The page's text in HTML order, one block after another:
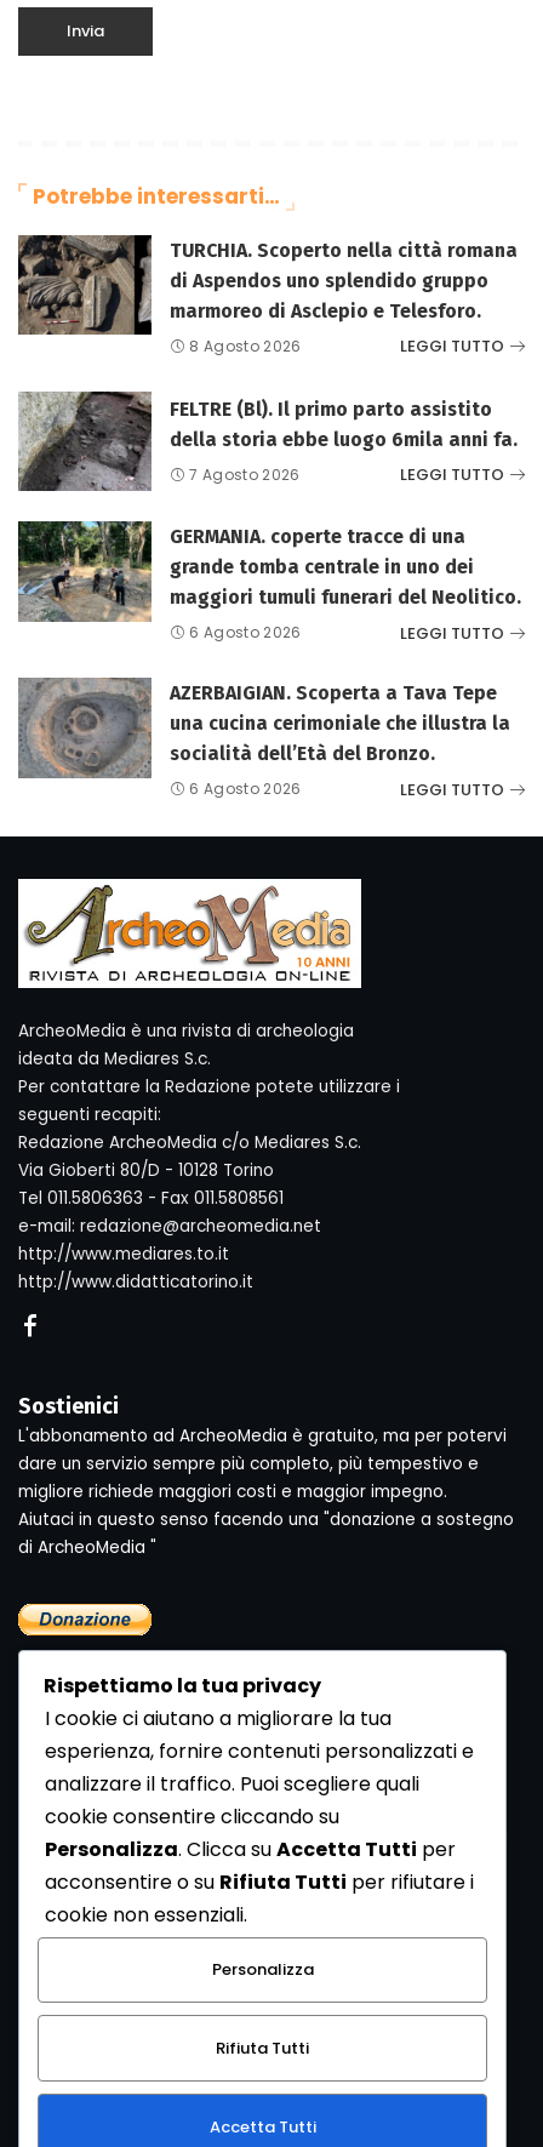
Potrebbe interessarti…
TURCHIA. Scoperto nella città romana
di Aspendos uno splendido gruppo
marmoreo di Asclepio e Telesforo.
8 Agosto 2026 LEGGI TUTTO
FELTRE (Bl). Il primo parto assistito
della storia ebbe luogo 6mila anni fa.
7 Agosto 2026 LEGGI TUTTO
GERMANIA. coperte tracce di una
grande tomba centrale in uno dei
maggiori tumuli funerari del Neolitico.
6 Agosto 2026 LEGGI TUTTO
AZERBAIGIAN. Scoperta a Tava Tepe
una cucina cerimoniale che illustra la
socialità dell’Età del Bronzo.
6 Agosto 2026 LEGGI TUTTO
ArcheoMedia è una rivista di archeologia
ideata da Mediares S.c.
Per contattare la Redazione potete utilizzare i
seguenti recapiti:
Redazione ArcheoMedia c/o Mediares S.c.
Via Gioberti 80/D - 10128 Torino
Tel 011.5806363 - Fax 011.5808561
e-mail: redazione@archeomedia.net
http://www.mediares.to.it
http://www.didatticatorino.it
Sostienici
L'abbonamento ad ArcheoMedia è gratuito, ma per potervi
dare un servizio sempre più completo, più tempestivo e
migliore richiede maggiori costi e maggior impegno.
Aiutaci in questo senso facendo una "donazione a sostegno
di ArcheoMedia "
Newsletter
Se vuoi ricevere la Rivista gratuita di archeologia realizzata
dalla Redazione di ArcheoMedia iscriviti alla nostra
Newsletter [Clicca Qui]
Con l'invio del messaggio l'utente dichiara di aver letto
l’informativa sulla privacy e di acconsentire al trattamento
dei propri dati personali.
Rispettiamo la tua privacy
I cookie ci aiutano a migliorare la tua
esperienza, fornire contenuti personalizzati e
analizzare il traffico. Puoi scegliere quali
cookie consentire cliccando su
Personalizza. Clicca suAccetta Tutti per
acconsentire o su Rifiuta Tutti per rifiutare i
cookie non essenziali.
Personalizza
Rifiuta Tutti
Accetta Tutti